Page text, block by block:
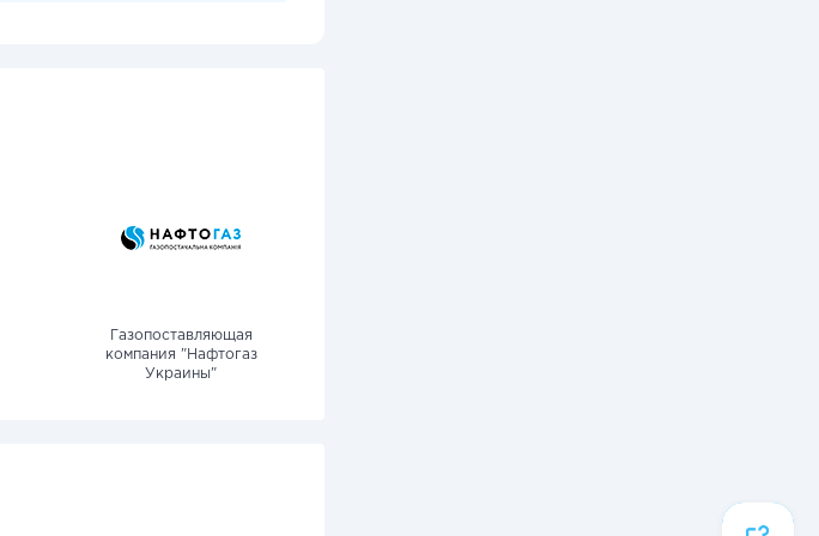
Газопоставляющая
компания "Нафтогаз
Украины"